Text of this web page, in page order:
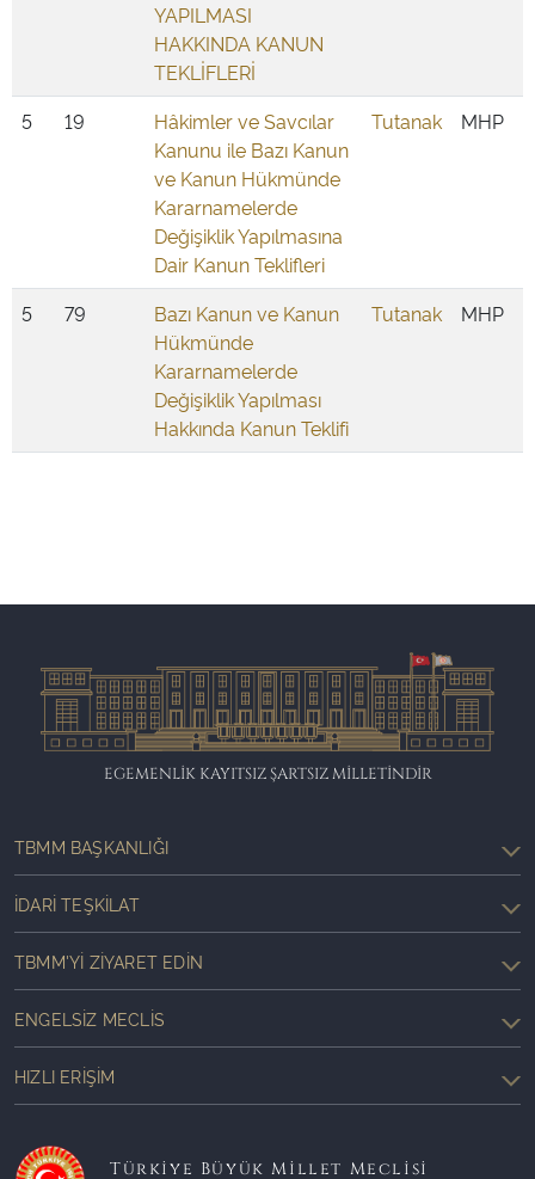
YAPILMASI
HAKKINDA KANUN
TEKLİFLERİ
5 19
Hâkimler ve Savcılar
Kanunu ile Bazı Kanun
ve Kanun Hükmünde
Kararnamelerde
Değişiklik Yapılmasına
Dair Kanun Teklifleri
Tutanak MHP
5 79
Bazı Kanun ve Kanun
Hükmünde
Kararnamelerde
Değişiklik Yapılması
Hakkında Kanun Teklifi
Tutanak MHP
EGEMENLİK KAYITSIZ ŞARTSIZ MİLLETİNDİR
TBMM BAŞKANLIĞI
İDARI TEŞKILAT
TBMM'YI ZIYARET EDIN
ENGELSIZ MECLIS
HIZLI ERIŞIM
Türkiye Büyük Millet Meclisi